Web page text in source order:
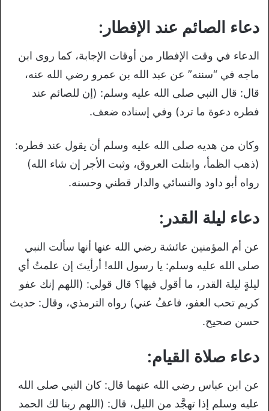
دعاء الصائم عند الإفطار:
الدعاء في وقت الإفطار من أوقات الإجابة، كما روى ابن
ماجه في “سننه” عن عبد الله بن عمرو رضي الله عنه،
قال: قال النبي صلى الله عليه وسلم: (إن للصائم عند
فطره دعوة ما ترد) وفي إسناده ضعف.
وكان من هديه صلى الله عليه وسلم أن يقول عند فطره:
(ذهب الظمأ، وابتلت العروق، وثبت الأجر إن شاء الله)
رواه أبو داود والنسائي والدار قطني وحسنه.
دعاء ليلة القدر:
عن أم المؤمنين عائشة رضي الله عنها أنها سألت النبي
صلى الله عليه وسلم: يا رسول الله! أرأيتَ إن علمتُ أي
ليلةٍ ليلة القدر، ما أقول فيها؟ قال قولي: (اللهم إنك عفو
كريم تحب العفو، فاعفُ عني) رواه الترمذي، وقال: حديث
حسن صحيح.
دعاء صلاة القيام:
عن ابن عباس رضي الله عنهما قال: كان النبي صلى الله
عليه وسلم إذا تهجَّد من الليل، قال: (اللهم ربنا لك الحمد